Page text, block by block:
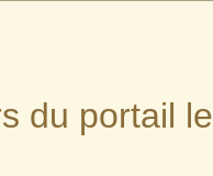
du portail